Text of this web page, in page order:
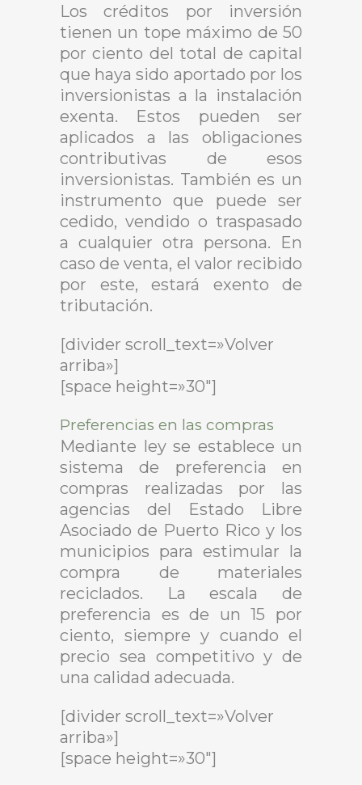
Los créditos por inversión
tienen un tope máximo de 50
por ciento del total de capital
que haya sido aportado por los
inversionistas a la instalación
exenta. Estos pueden ser
aplicados a las obligaciones
contributivas de esos
inversionistas. También es un
instrumento que puede ser
cedido, vendido o traspasado
a cualquier otra persona. En
caso de venta, el valor recibido
por este, estará exento de
tributación.
[divider scroll_text=»Volver
arriba»]
[space height=»30″]
Preferencias en las compras
Mediante ley se establece un
sistema de preferencia en
compras realizadas por las
agencias del Estado Libre
Asociado de Puerto Rico y los
municipios para estimular la
compra de materiales
reciclados. La escala de
preferencia es de un 15 por
ciento, siempre y cuando el
precio sea competitivo y de
una calidad adecuada.
[divider scroll_text=»Volver
arriba»]
[space height=»30″]